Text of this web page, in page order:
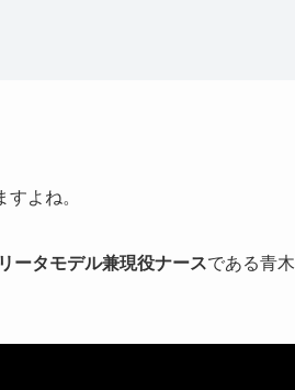
よね。
ータモデル兼現役ナースである青木